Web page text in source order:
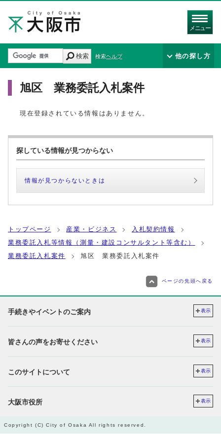
メニュー
検索 検索ヘルプ 他の探し方
旭区 業務委託入札案件
現在登録されている情報はありません。
探している情報が見つからない
情報が見つからないときは
トップページ 産業・ビジネス
入札契約情報
業務委託入札等情報（測量・建設コンサルタント等含む）
業務委託入札案件
旭区 業務委託入札案件
ページの先頭へ戻る
手続きやイベントのご案内 表示
皆さんの声をお寄せください 表示
このサイトについて 表示
大阪市役所 表示
Copyright (C) City of Osaka All rights reserved.